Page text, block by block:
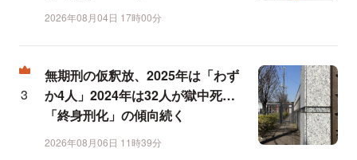
2026年08月04日 17時00分
無期刑の仮釈放、2025年は「わず
か4人」2024年は32人が獄中死…
「終身刑化」の傾向続く
2026年08月06日 11時39分